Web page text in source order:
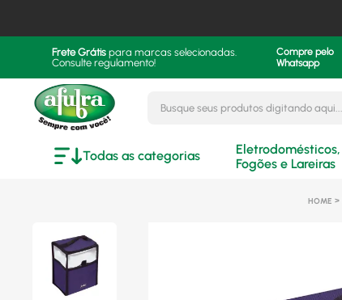
Frete Grátis para marcas selecionadas.
Consulte regulamento!
Compre pelo
Whatsapp
Todas as categorias
Eletrodomésticos,
Fogões e Lareiras